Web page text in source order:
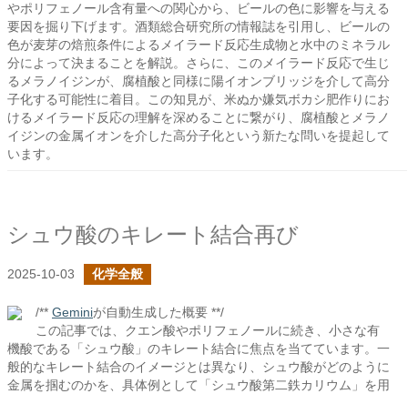
やポリフェノール含有量への関心から、ビールの色に影響を与える
要因を掘り下げます。酒類総合研究所の情報誌を引用し、ビールの
色が麦芽の焙煎条件によるメイラード反応生成物と水中のミネラル
分によって決まることを解説。さらに、このメイラード反応で生じ
るメラノイジンが、腐植酸と同様に陽イオンブリッジを介して高分
子化する可能性に着目。この知見が、米ぬか嫌気ボカシ肥作りにお
けるメイラード反応の理解を深めることに繋がり、腐植酸とメラノ
イジンの金属イオンを介した高分子化という新たな問いを提起して
います。
シュウ酸のキレート結合再び
2025-10-03 化学全般
/** Geminiが自動生成した概要 **/
この記事では、クエン酸やポリフェノールに続き、小さな有
機酸である「シュウ酸」のキレート結合に焦点を当てています。一
般的なキレート結合のイメージとは異なり、シュウ酸がどのように
金属を掴むのかを、具体例として「シュウ酸第二鉄カリウム」を用